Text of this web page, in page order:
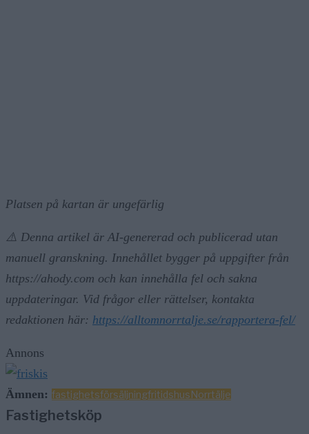
Platsen på kartan är ungefärlig
⚠️ Denna artikel är AI-genererad och publicerad utan
manuell granskning. Innehållet bygger på uppgifter från
https://ahody.com och kan innehålla fel och sakna
uppdateringar. Vid frågor eller rättelser, kontakta
redaktionen här: https://alltomnorrtalje.se/rapportera-fel/
Annons
Ämnen: fastighetsförsäljningfritidshusNorrtälje
Fastighetsköp